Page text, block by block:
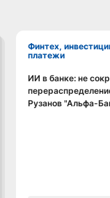
Финтех, инвестиции, новации, финансы,
платежи
ИИ в банке: не
Рузанов "Альфа-